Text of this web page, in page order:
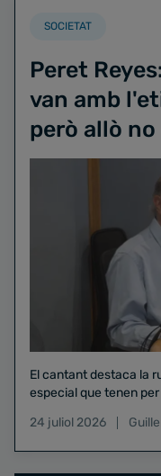
SOCIETAT
Peret
van amb
però allò
El cantant destaca la
especial que tenen
24 juliol 2026